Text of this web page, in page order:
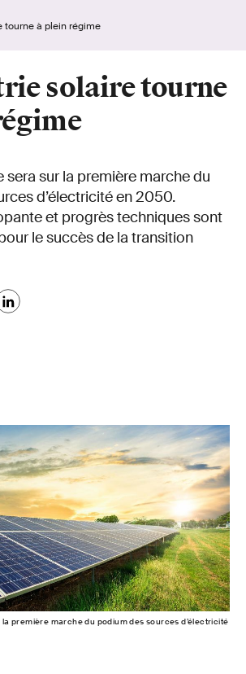
tourne à plein régime
solaire tourne
sera sur la première marche du
d’électricité en 2050.
et progrès techniques sont
le succès de la transition
la première marche du podium des sources d’électricité